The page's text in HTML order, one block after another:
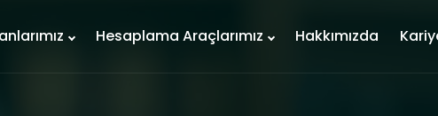
Hesaplama Araçlarımız Hakkımızda